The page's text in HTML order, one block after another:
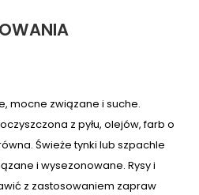
mocne związane i suche.
z pyłu, olejów, farb o
Świeże tynki lub szpachle
i wysezonowane. Rysy i
z zastosowaniem zapraw